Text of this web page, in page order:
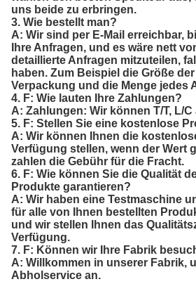
uns beide zu erbringen.
3. Wie bestellt man?
A: Wir sind per E-Mail erreichbar,
Ihre Anfragen, und es wäre nett
detaillierte Anfragen mitzuteilen,
haben. Zum Beispiel die Größe
Verpackung und die Menge jedes
4. F: Wie lauten Ihre Zahlungen?
A: Zahlungen: Wir können T/T, L/
5. F: Stellen Sie eine kostenlose
A: Wir können Ihnen die
Verfügung stellen, wenn der Wert
zahlen die Gebühr für die Fracht.
6. F: Wie können Sie die Qualität
Produkte garantieren?
A: Wir haben eine Testmaschine
für alle von Ihnen bestellten
und wir stellen Ihnen das
Verfügung.
7. F: Können wir Ihre Fabrik
A: Willkommen in unserer Fabrik,
Abholservice an.